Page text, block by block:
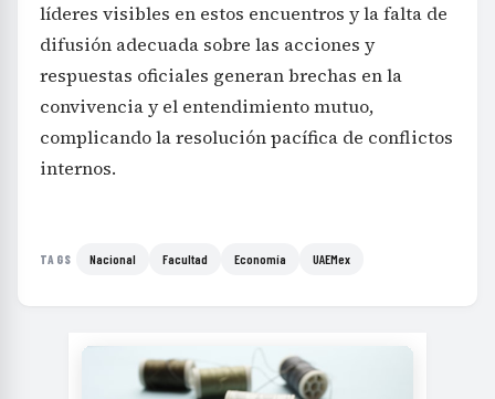
líderes visibles en estos encuentros y la falta de
difusión adecuada sobre las acciones y
respuestas oficiales generan brechas en la
convivencia y el entendimiento mutuo,
complicando la resolución pacífica de conflictos
internos.
TAGS Nacional Facultad Economía UAEMex